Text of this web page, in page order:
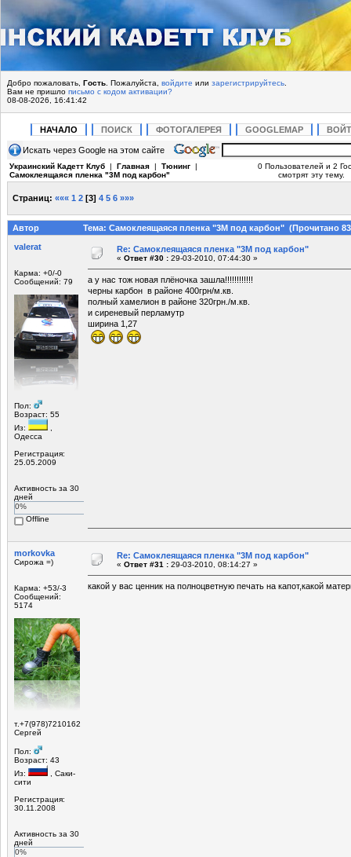
Добро пожаловать, Гость . Пожалуйста, войдите или зарегистрируйтесь
Вам не пришло письмо с кодом активации?
08-08-2026, 16:41:42
НАЧАЛО ПОИСК ФОТОГАЛЕРЕЯ GOOGLEMAP
Искать через Google на этом сайте
Украинский Кадетт Клуб | Главная | Тюнинг |
Самоклеящаяся пленка "3М под карбон"
0 Пользователей и 2
смотрят эту тему.
Страниц: ««« 1 2 [3] 4 5 6 »»»
Автор
Тема: Самоклеящаяся пленка "3М под карбон" (Прочитано
valerat
Карма: +0/-0
Сообщений: 79
Пол:
Возраст: 55
Из:
Одесса
Регистрация:
25.05.2009
Активность за 30
дней
0%
Offline
Re: Самоклеящаяся пленка "3М под карбон"
« Ответ #30 : 29-03-2010, 07:44:30 »
а у нас тож новая плёночка зашла!!!!!!!!!!!!
черны карбон в районе 400грн/м.кв.
полный хамелион в районе 320грн./м.кв.
и сиреневый перламутр
ширина 1,27
morkovka
Сирожа =)
Карма: +53/-3
Сообщений:
5174
т.+7(978)7210162
Сергей
Пол:
Возраст: 43
Из:
, Саки-
сити
Регистрация:
30.11.2008
Активность за 30
дней
0%
Re: Самоклеящаяся пленка "3М под карбон"
« Ответ #31 : 29-03-2010, 08:14:27 »
какой у вас ценник на полноцветную печать на капот,какой